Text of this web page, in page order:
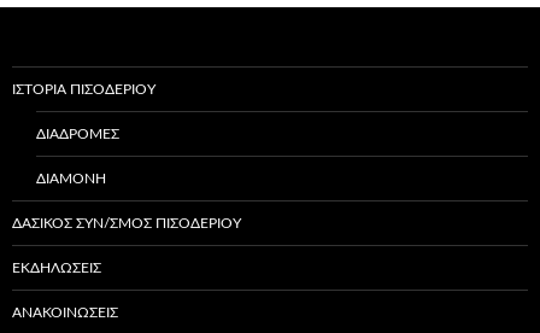
ΙΣΤΟΡΊΑ ΠΙΣΟΔΕΡΊΟΥ
ΔΙΑΔΡΟΜΈΣ
ΔΙΑΜΟΝΉ
ΔΑΣΙΚΌΣ ΣΥΝ/ΣΜΌΣ ΠΙΣΟΔΕΡΊΟΥ
ΕΚΔΗΛΏΣΕΙΣ
ΑΝΑΚΟΙΝΏΣΕΙΣ